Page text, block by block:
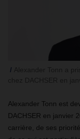
Alexander Tonn est
DACHSER en janvier
carrière, de ses